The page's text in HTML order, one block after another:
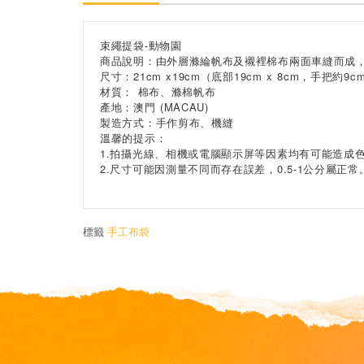
束繩提袋-動物園
商品說明：由外層滌綸帆布及襯裡棉布兩面車縫而
尺寸：21cm x19cm（底部19cm x 8cm，手把約
材質： 棉布、滌棉帆布
產地：澳門 (MACAU)
製造方式：手作剪布、機縫
溫馨的提示：
1.拍攝光線、相機或電腦顯示屏等因素均有可能造成
2.尺寸可能因測量不同而存在誤差，0.5-1公分屬正
標籤 手工布袋